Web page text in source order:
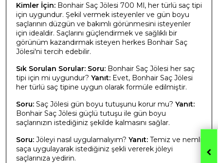
Kimler İçin: Bonhair Saç Jölesi 700 Ml, her türlü saç tipi
için uygundur. Şekil vermek isteyenler ve gün boyu
saçlarının düzgün ve bakımlı görünmesini isteyenler
için idealdir. Saçlarını güçlendirmek ve sağlıklı bir
görünüm kazandırmak isteyen herkes Bonhair Saç
Jölesi'ni tercih edebilir.
Sık Sorulan Sorular: Soru: Bonhair Saç Jölesi her saç
tipi için mi uygundur? Yanıt: Evet, Bonhair Saç Jölesi
her türlü saç tipine uygun olarak formüle edilmiştir.
Soru: Saç Jölesi gün boyu tutuşunu korur mu? Yanıt:
Bonhair Saç Jölesi güçlü tutuşu ile gün boyu
saçlarınızın istediğiniz şekilde kalmasını sağlar.
Soru: Jöleyi nasıl uygulamalıyım? Yanıt: Temiz ve nemli
saça uygulayarak istediğiniz şekli vererek jöleyi
saçlarınıza yedirin.